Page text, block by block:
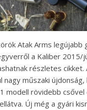
Atak Arms legújabb
a Kaliber 2015/
részletes
nagy műszaki újdonság,
modell rövidebb csővel
Új még a gyári